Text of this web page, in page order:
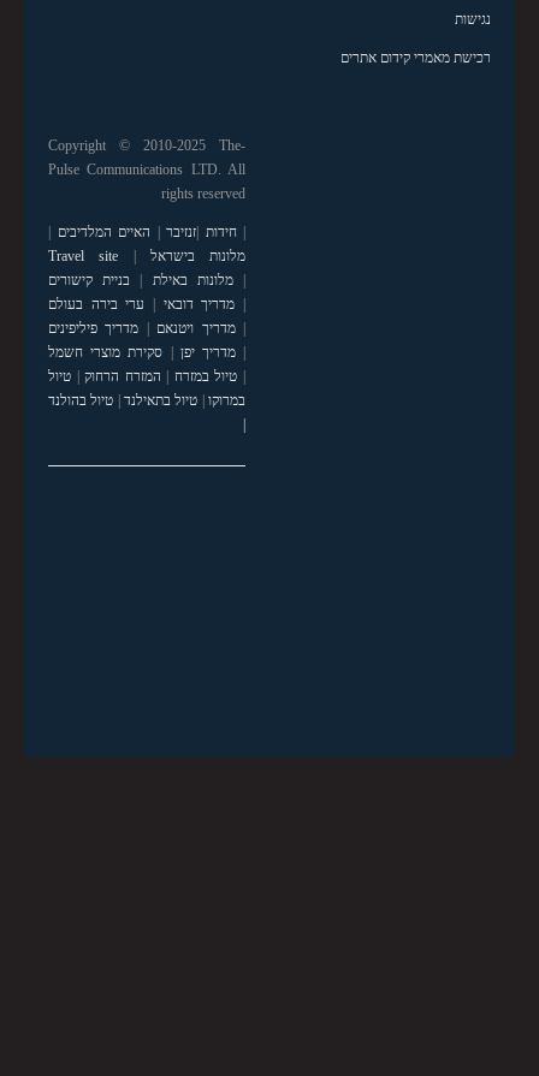
נגישות
רכישת מאמרי קידום אתרים
Copyright © 2010-2025 The-
Pulse Communications LTD. All
rights reserved
|חידות |זנזיבר | האיים המלדיבים |
מלונות בישראל |
Travel site
|מלונות באילת | בניית קישורים
| מדריך דובאי | ערי בירה בעולם
|מדריך ויטנאם | מדריך פיליפינים
|מדריך יפן | סקירת מוצרי חשמל
| טיול במזרח | המזרח הרחוק| טיול
במרוקו| טיול בתאילנד| טיול בהולנד
|